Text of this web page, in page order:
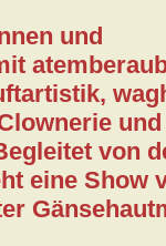
und
von
eine Show